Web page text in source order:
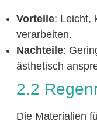
Vorteile: Leicht,
verarbeiten.
Nachteile:
ästhetisch
2.2
Die Materialien